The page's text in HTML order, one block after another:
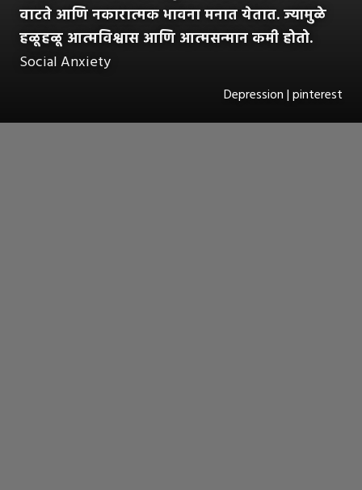
वाटते आणि नकारात्मक भावना मनात येतात. ज्यामुळे
हळूहळू आत्मविश्वास आणि आत्मसन्मान कमी होतो.
Social Anxiety
Depression | pinterest